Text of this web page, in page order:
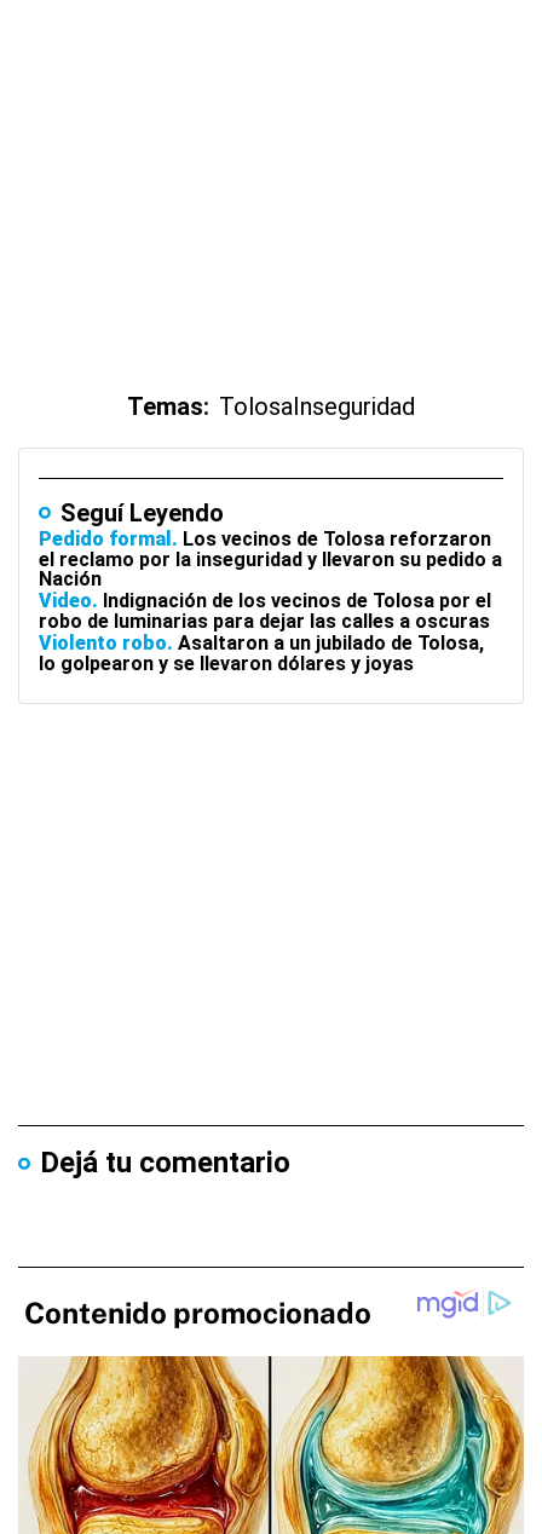
Temas: TolosaInseguridad
Seguí Leyendo
Pedido formal
Los vecinos de Tolosa reforzaron
el reclamo por la inseguridad y llevaron su pedido a
Nación
Video Indignación de los vecinos de Tolosa por el
robo de luminarias para dejar las calles a oscuras
Violento robo Asaltaron a un jubilado de Tolosa,
lo golpearon y se llevaron dólares y joyas
Dejá tu comentario